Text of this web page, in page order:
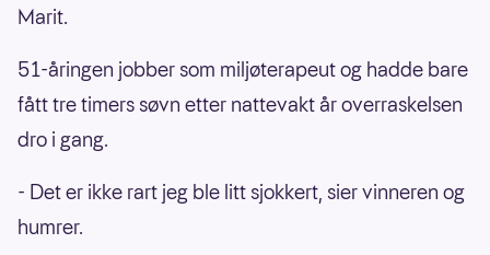
Marit.
51-åringen jobber som miljøterapeut og hadde bare
fått tre timers søvn etter nattevakt år overraskelsen
dro i gang.
- Det er ikke rart jeg ble litt sjokkert, sier vinneren og
humrer.